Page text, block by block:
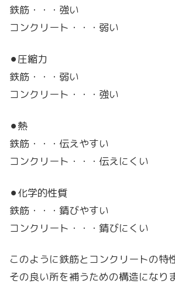
鉄筋・・・強い
コンクリート・・・弱い
⚫︎圧縮力
鉄筋・・・弱い
コンクリート・・・強い
⚫︎熱
鉄筋・・・伝えやすい
コンクリート・・・伝えにくい
⚫︎化学的性質
鉄筋・・・錆びやすい
コンクリート・・・錆びにくい
このように鉄筋とコンクリートの特
その良い所を補うための構造になり